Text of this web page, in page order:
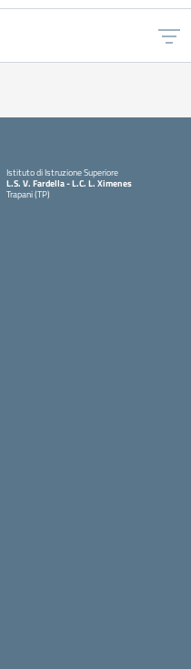
Istituto di Istruzione Superiore
L.S. V. Fardella - L.C. L. Ximenes
Trapani (TP)